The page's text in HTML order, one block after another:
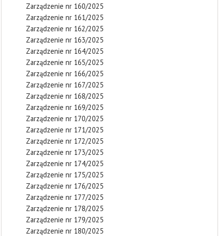
Zarządzenie nr 160/2025
Zarządzenie nr 161/2025
Zarządzenie nr 162/2025
Zarządzenie nr 163/2025
Zarządzenie nr 164/2025
Zarządzenie nr 165/2025
Zarządzenie nr 166/2025
Zarządzenie nr 167/2025
Zarządzenie nr 168/2025
Zarządzenie nr 169/2025
Zarządzenie nr 170/2025
Zarządzenie nr 171/2025
Zarządzenie nr 172/2025
Zarządzenie nr 173/2025
Zarządzenie nr 174/2025
Zarządzenie nr 175/2025
Zarządzenie nr 176/2025
Zarządzenie nr 177/2025
Zarządzenie nr 178/2025
Zarządzenie nr 179/2025
Zarządzenie nr 180/2025